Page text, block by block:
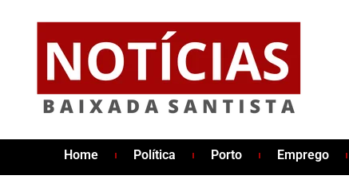
Home Política Porto Emprego